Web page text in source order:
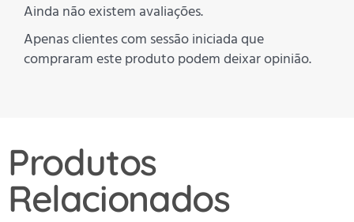
Ainda não existem avaliações.
Apenas clientes com sessão iniciada que
compraram este produto podem deixar opinião.
Produtos
Relacionados